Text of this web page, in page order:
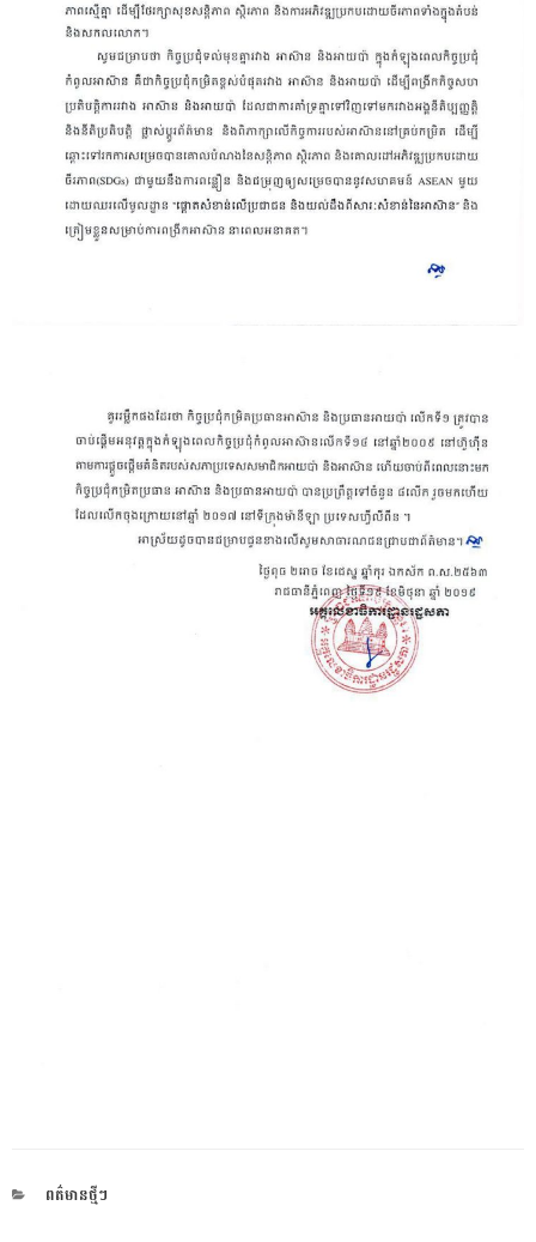
CATEGORIES
ពត៌មានថ្មីៗ